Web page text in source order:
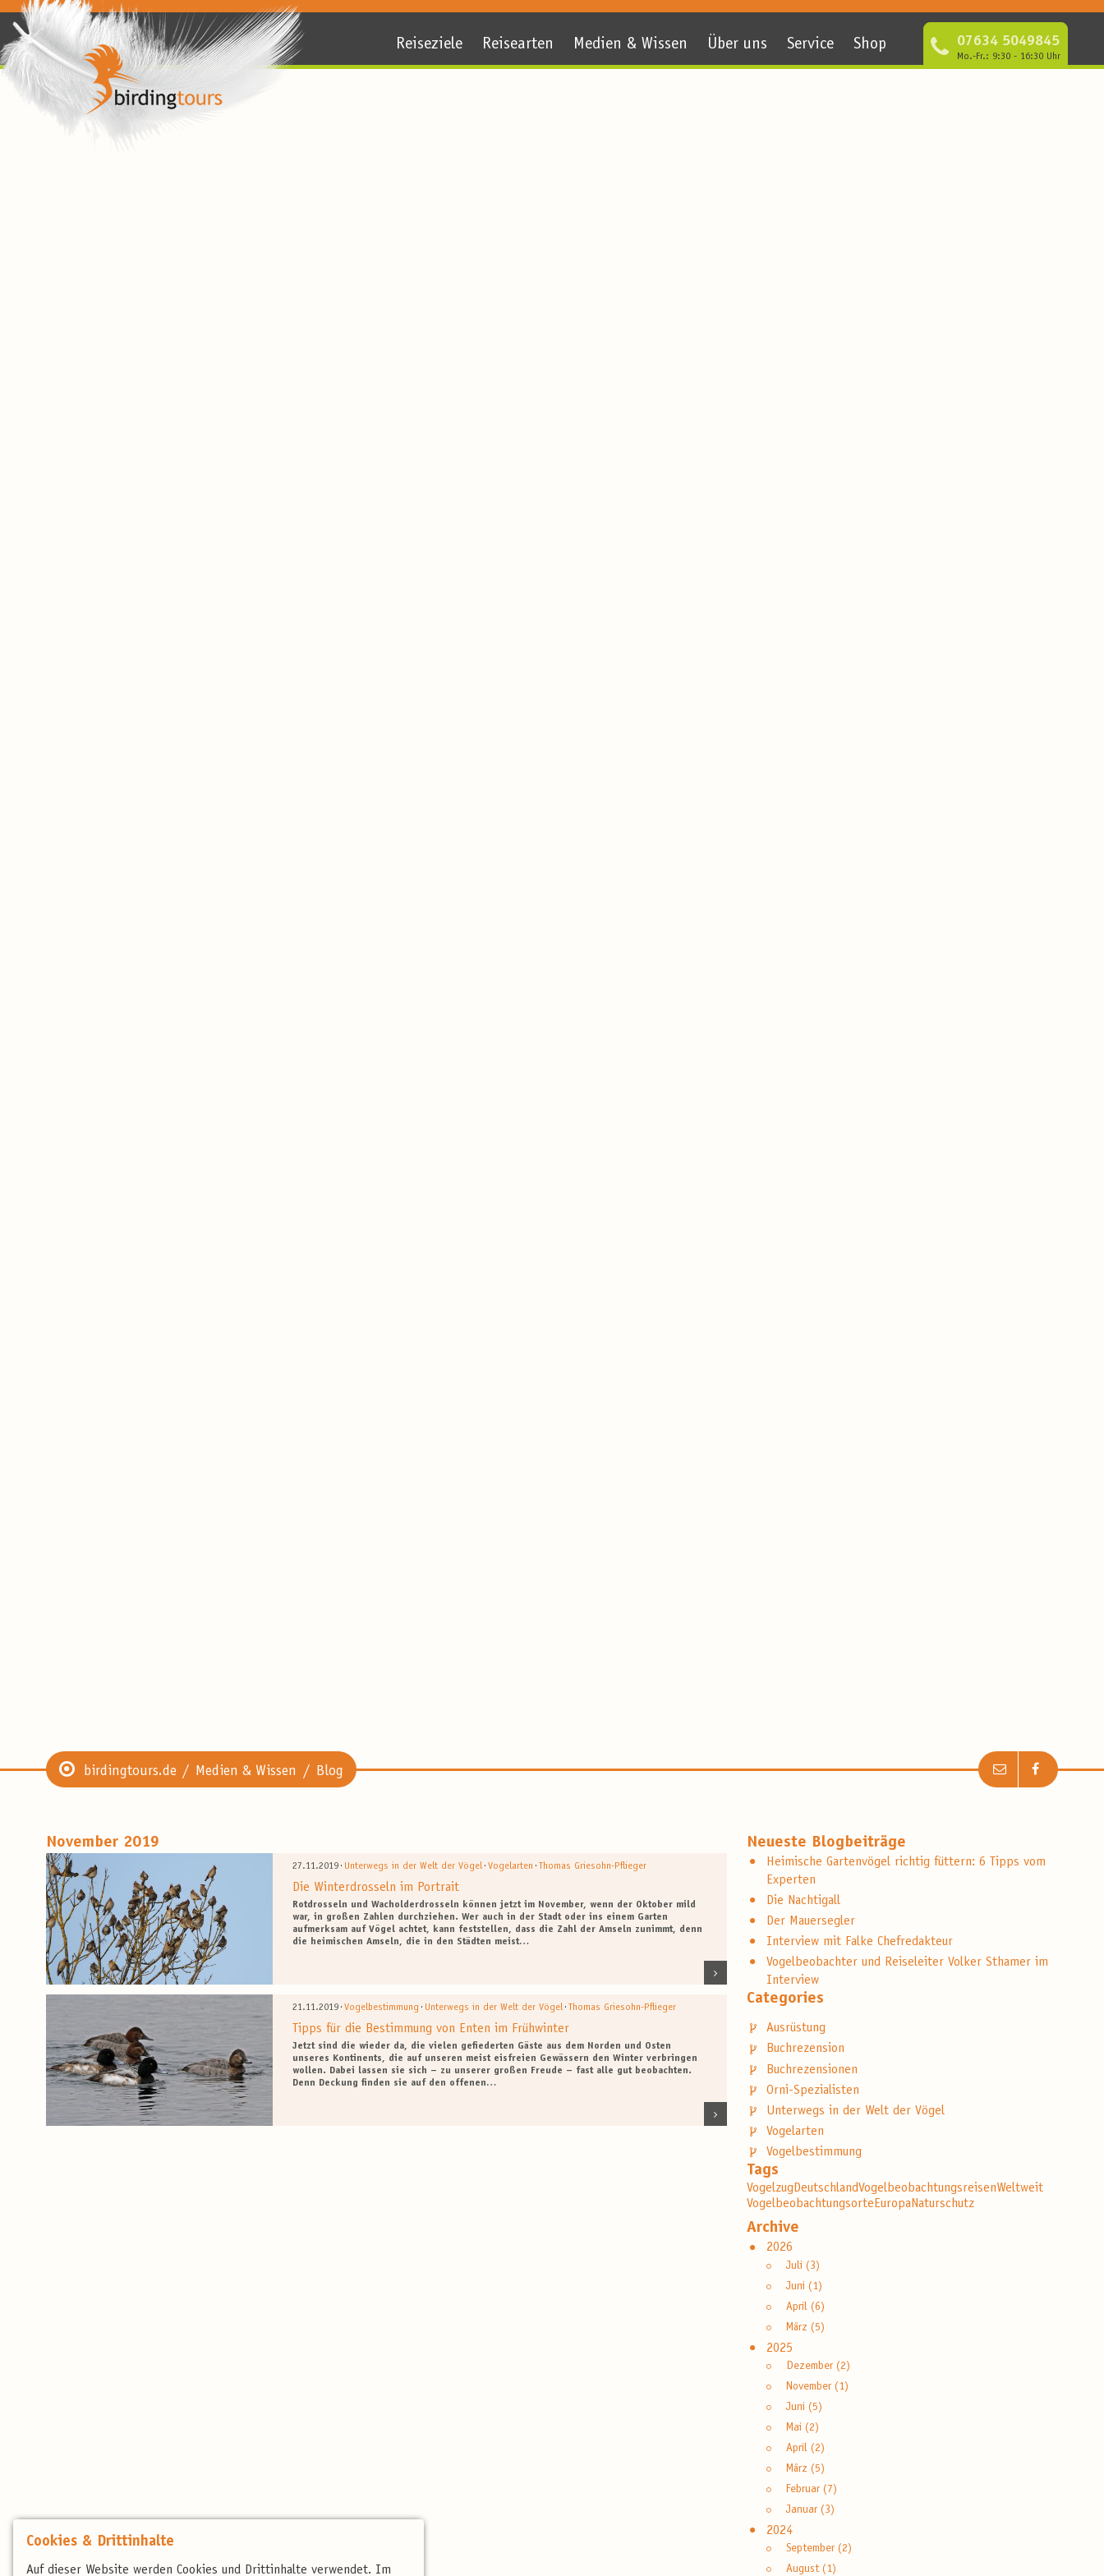
Cookies & Drittinhalte
Auf dieser Website werden Cookies und Drittinhalte verwendet. Im
Reiseziele Reisearten Medien & Wissen Über uns Service Shop 07634 5049845
Mo.-Fr.: 9:30 - 16:30 Uhr
birdingtours.de Medien & Wissen Blog
November 2019
27.11.2019 · Unterwegs in der Welt der Vögel·Vogelarten ·Thomas Griesohn-Pflieger
Die Winterdrosseln im Portrait
Rotdrosseln und Wacholderdrosseln können jetzt im November, wenn der Oktober mild
war, in großen Zahlen durchziehen. Wer auch in der Stadt oder ins einem Garten
aufmerksam auf Vögel achtet, kann feststellen, dass die Zahl der Amseln zunimmt, denn
die heimischen Amseln, die in den Städten meist…
21.11.2019 ·Vogelbestimmung · Unterwegs in der Welt der Vögel·Thomas Griesohn-Pflieger
Tipps für die Bestimmung von Enten im Frühwinter
Jetzt sind die wieder da, die vielen gefiederten Gäste aus dem Norden und Osten
unseres Kontinents, die auf unseren meist eisfreien Gewässern den Winter verbringen
wollen. Dabei lassen sie sich – zu unserer großen Freude – fast alle gut beobachten.
Denn Deckung finden sie auf den offenen…
Neueste Blogbeiträge
Heimische Gartenvögel richtig füttern: 6 Tipps vom
Experten
Die Nachtigall
Der Mauersegler
Interview mit Falke Chefredakteur
Vogelbeobachter und Reiseleiter Volker Sthamer im
Interview
Categories
Ausrüstung
Buchrezension
Buchrezensionen
Orni-Spezialisten
Unterwegs in der Welt der Vögel
Vogelarten
Vogelbestimmung
Tags
VogelzugDeutschlandVogelbeobachtungsreisenWeltweit
VogelbeobachtungsorteEuropaNaturschutz
Archive
2026
Juli (3)
Juni (1)
April (6)
März (5)
2025
Dezember (2)
November (1)
Juni (5)
Mai (2)
April (2)
März (5)
Februar (7)
Januar (3)
2024
September (2)
August (1)